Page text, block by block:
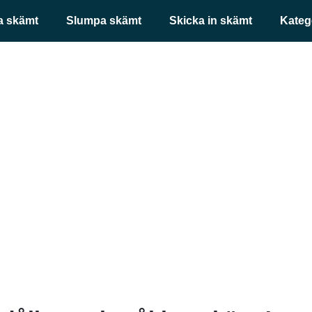
skämt Slumpa skämt Skicka in skämt